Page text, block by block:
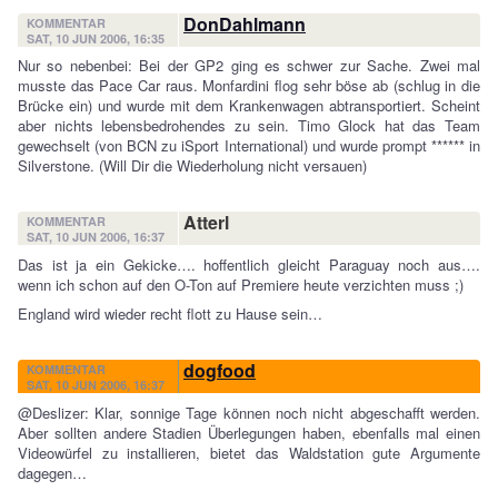
KOMMENTAR
SAT, 10 JUN 2006, 16:35
DonDahlmann
Nur so nebenbei: Bei der GP2 ging es schwer zur Sache. Zwei mal
musste das Pace Car raus. Monfardini flog sehr böse ab (schlug in die
Brücke ein) und wurde mit dem Krankenwagen abtransportiert. Scheint
aber nichts lebensbedrohendes zu sein. Timo Glock hat das Team
gewechselt (von BCN zu iSport International) und wurde prompt ****** in
Silverstone. (Will Dir die Wiederholung nicht versauen)
KOMMENTAR
SAT, 10 JUN 2006, 16:37
Atterl
Das ist ja ein Gekicke…. hoffentlich gleicht Paraguay noch aus….
wenn ich schon auf den O-Ton auf Premiere heute verzichten muss ;)
England wird wieder recht flott zu Hause sein…
KOMMENTAR
SAT, 10 JUN 2006, 16:37
dogfood
@Deslizer: Klar, sonnige Tage können noch nicht abgeschafft werden.
Aber sollten andere Stadien Überlegungen haben, ebenfalls mal einen
Videowürfel zu installieren, bietet das Waldstation gute Argumente
dagegen…